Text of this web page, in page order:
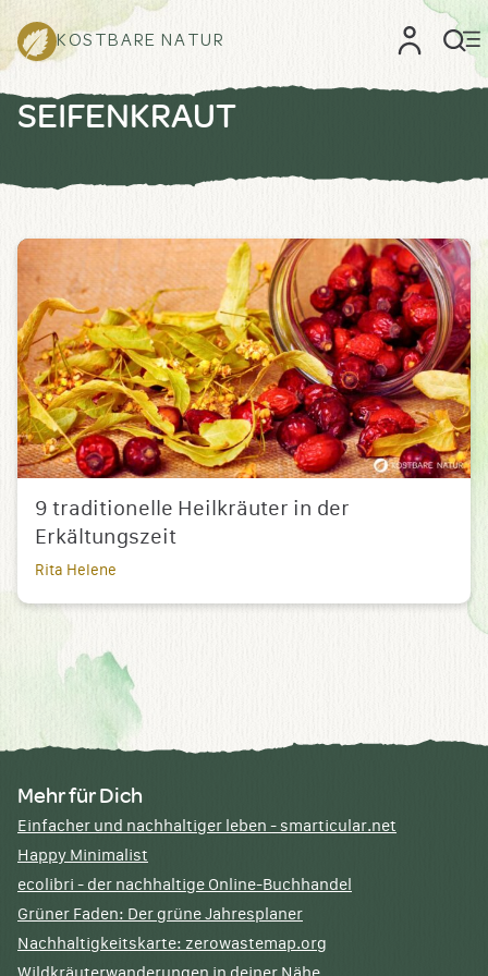
KOSTBARE NATUR
SEIFENKRAUT
9 traditionelle Heilkräuter in der
Erkältungszeit
Rita Helene
Mehr für Dich
Einfacher und nachhaltiger leben - smarticular.net
Happy Minimalist
ecolibri - der nachhaltige Online-Buchhandel
Grüner Faden: Der grüne Jahresplaner
Nachhaltigkeitskarte: zerowastemap.org